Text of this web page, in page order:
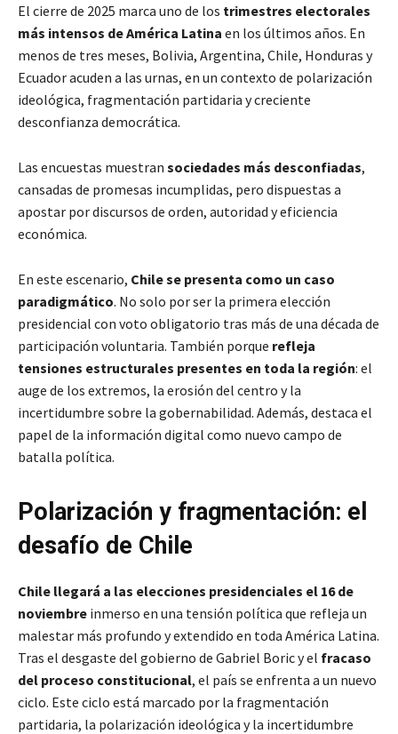
El cierre de 2025 marca uno de los trimestres electorales
más intensos de América Latina en los últimos años. En
menos de tres meses, Bolivia, Argentina, Chile, Honduras y
Ecuador acuden a las urnas, en un contexto de polarización
ideológica, fragmentación partidaria y creciente
desconfianza democrática.
Las encuestas muestran sociedades más desconfiadas,
cansadas de promesas incumplidas, pero dispuestas a
apostar por discursos de orden, autoridad y eficiencia
económica.
En este escenario, Chile se presenta como un caso
paradigmático. No solo por ser la primera elección
presidencial con voto obligatorio tras más de una década de
participación voluntaria. También porque refleja
tensiones estructurales presentes en toda la región: el
auge de los extremos, la erosión del centro y la
incertidumbre sobre la gobernabilidad. Además, destaca el
papel de la información digital como nuevo campo de
batalla política.
Polarización y fragmentación: el
desafío de Chile
Chile llegará a las elecciones presidenciales el 16 de
noviembre inmerso en una tensión política que refleja un
malestar más profundo y extendido en toda América Latina.
Tras el desgaste del gobierno de Gabriel Boric y el fracaso
del proceso constitucional, el país se enfrenta a un nuevo
ciclo. Este ciclo está marcado por la fragmentación
partidaria, la polarización ideológica y la incertidumbre